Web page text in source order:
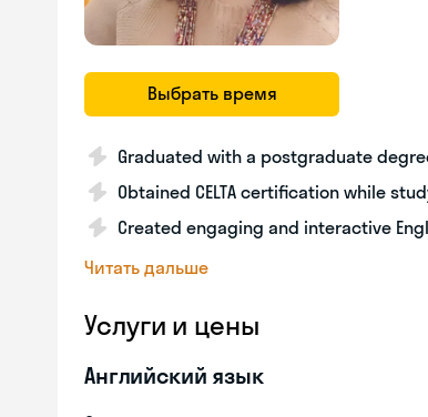
Выбрать время
Graduated with a postgraduate
Obtained CELTA certification while
Created engaging and interactive
Читать дальше
Услуги и цены
Английский язык